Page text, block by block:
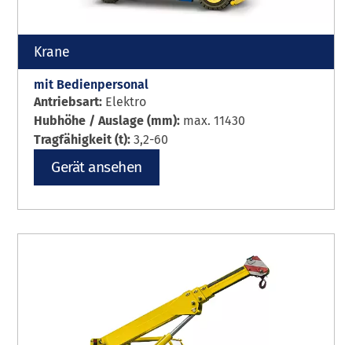
Krane
mit Bedienpersonal
Antriebsart: Elektro
Hubhöhe / Auslage (mm): max. 11430
Tragfähigkeit (t):3,2-60
Gerät ansehen